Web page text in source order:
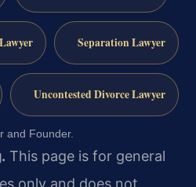
Separation Lawyer
Uncontested Divorce Lawyer
and Founder.
This page is for general
only and does not